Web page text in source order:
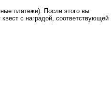
платежи). После этого вы
с наградой, соответствующей